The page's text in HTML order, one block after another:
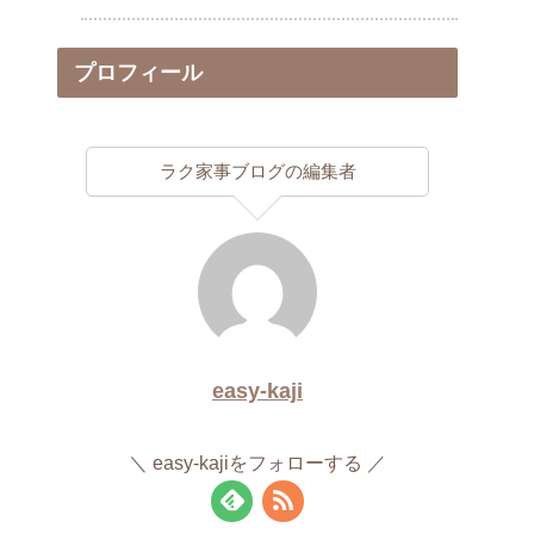
プロフィール
ラク家事ブログの編集者
easy-kaji
easy-kajiをフォローする